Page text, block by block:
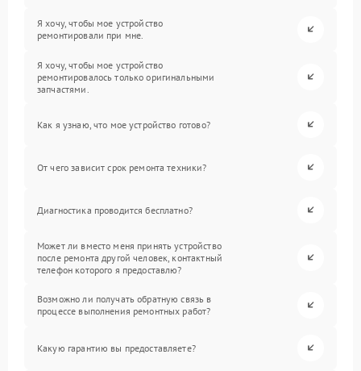
Я хочу, чтобы мое устройство
ремонтировали при мне.
Я хочу, чтобы мое устройство
ремонтировалось только оригинальными
запчастями.
Как я узнаю, что мое устройство готово?
От чего зависит срок ремонта техники?
Диагностика проводится бесплатно?
Может ли вместо меня принять устройство
после ремонта другой человек, контактный
телефон которого я предоставлю?
Возможно ли получать обратную связь в
процессе выполнения ремонтных работ?
Какую гарантию вы предоставляете?